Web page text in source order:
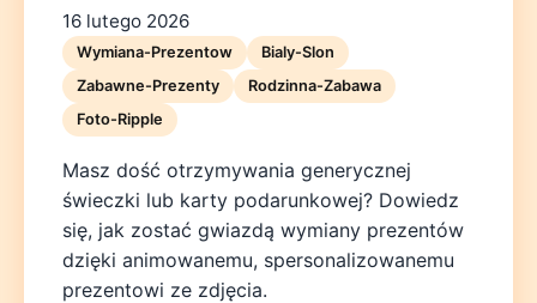
NederlandsPolski
16 lutego 2026
Wymiana-Prezentow
Bialy-Slon
Zabawne-Prezenty
Rodzinna-Zabawa
Foto-Ripple
Masz dość otrzymywania generycznej
świeczki lub karty podarunkowej? Dowiedz
się, jak zostać gwiazdą wymiany prezentów
dzięki animowanemu, spersonalizowanemu
prezentowi ze zdjęcia.